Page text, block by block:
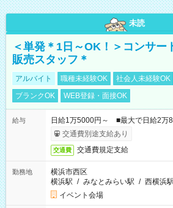
未読
＜単発＊1日～OK！＞コンサー
販売スタッフ＊
アルバイト 職種未経験OK 社会人未経験OK
ブランクOK
WEB登録・面接OK
給与
日給1万5000円～ ■最大で日給2万
交通費別途支給あり
交通費 交通費規定支給
勤務地
横浜市西区
横浜駅 / みなとみらい駅 / 西横浜駅
イベント会場